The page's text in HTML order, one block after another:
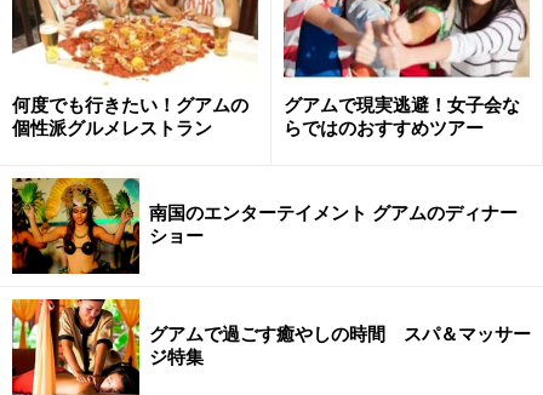
何度でも行きたい！グアムの
個性派グルメレストラン
グアムで現実逃避！女子会な
らではのおすすめツアー
南国のエンターテイメント グアムのディナー
ショー
グアムで過ごす癒やしの時間 スパ＆マッサー
ジ特集